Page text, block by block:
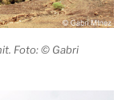
Foto: © Gabri